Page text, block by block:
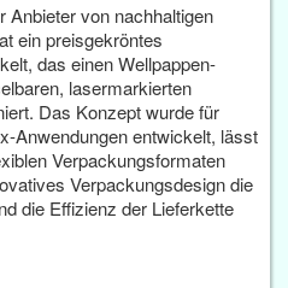
Anbieter von nachhaltigen
ein preisgekröntes
das einen Wellpappen-
lasermarkierten
Das Konzept wurde für
Anwendungen entwickelt, lässt
Verpackungsformaten
Verpackungsdesign die
die Effizienz der Lieferkette